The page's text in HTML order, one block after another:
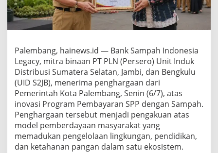
Palembang, hainews.id — Bank Sampah Indonesia
Legacy, mitra binaan PT PLN (Persero) Unit Induk
Distribusi Sumatera Selatan, Jambi, dan Bengkulu
(UID S2JB), menerima penghargaan dari
Pemerintah Kota Palembang, Senin (6/7), atas
inovasi Program Pembayaran SPP dengan Sampah.
Penghargaan tersebut menjadi pengakuan atas
model pemberdayaan masyarakat yang
memadukan pengelolaan lingkungan, pendidikan,
dan ketahanan pangan dalam satu ekosistem.